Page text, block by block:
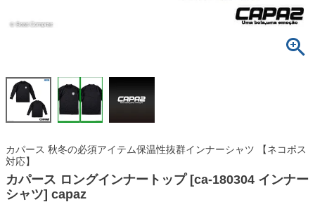
カパース 秋冬の必須アイテム保温性抜群インナーシャツ 【ネコポス
対応】
カパース ロングインナートップ [ca-180304 インナー
シャツ] capaz